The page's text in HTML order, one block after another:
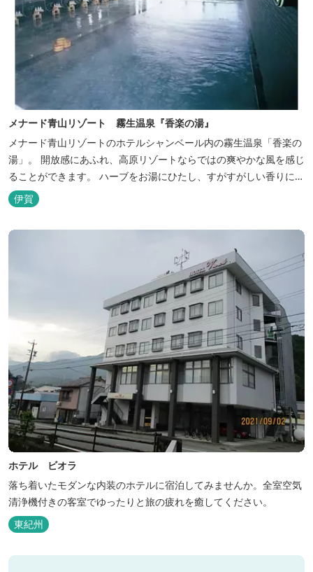
メナード青山リゾート 霧生温泉『香楽の湯』
メナード青山リゾートのホテルシャンベール内の霧生温泉「香楽の
湯」。 開放感にあふれ、高原リゾートならではの爽やかな風を感じ
ることができます。 ハーブをお湯にひたし、すがすがしい香りに心
あらわれる「香りの湯」は、特に女性の方に人気です。 その他、
広々とした空間とたっぷりのお湯が魅力の「大浴場」、高原の景色
を満喫できる「露天風呂」、さらに「ミストサウナ」の合計4種の
伊賀
ホテル ビオラ
落ち着いたモダンな内装のホテルに宿泊してみませんか。全室空気
清浄機付きの客室でゆったりと旅の疲れを癒してください。
東紀州